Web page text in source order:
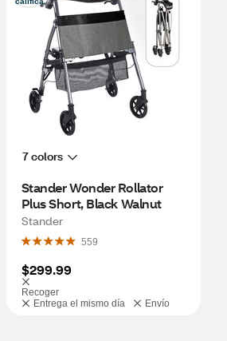
7 colors
Stander Wonder Rollator
Plus Short, Black Walnut
Stander
559
$299.99
Recoger
Entrega el mismo día
Envío